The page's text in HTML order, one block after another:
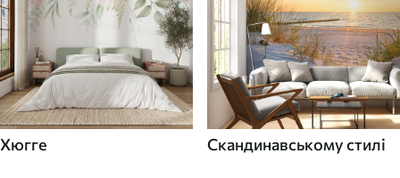
Хюгге Скандинавському стилі